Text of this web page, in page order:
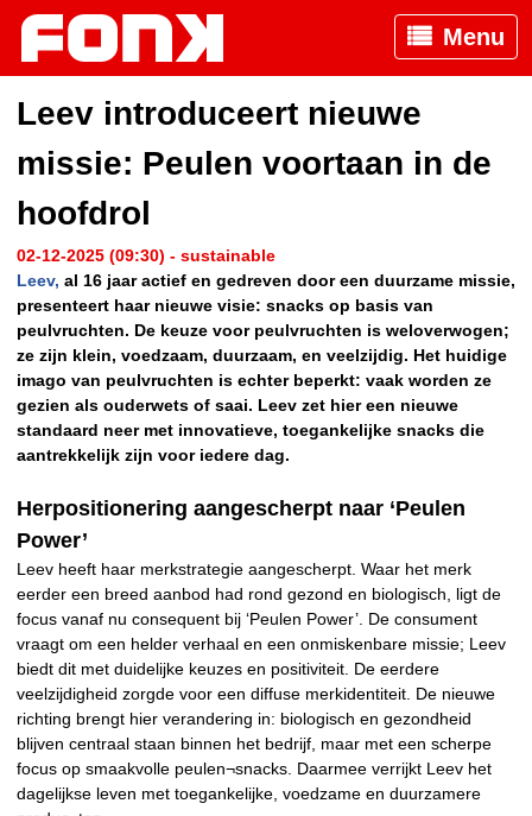
Menu
Leev introduceert nieuwe
missie: Peulen voortaan in de
hoofdrol
02-12-2025 (09:30) - sustainable
Leev, al 16 jaar actief en gedreven door een duurzame missie,
presenteert haar nieuwe visie: snacks op basis van
peulvruchten. De keuze voor peulvruchten is weloverwogen;
ze zijn klein, voedzaam, duurzaam, en veelzijdig. Het huidige
imago van peulvruchten is echter beperkt: vaak worden ze
gezien als ouderwets of saai. Leev zet hier een nieuwe
standaard neer met innovatieve, toegankelijke snacks die
aantrekkelijk zijn voor iedere dag.
Herpositionering aangescherpt naar ‘Peulen
Power’
Leev heeft haar merkstrategie aangescherpt. Waar het merk
eerder een breed aanbod had rond gezond en biologisch, ligt de
focus vanaf nu consequent bij ‘Peulen Power’. De consument
vraagt om een helder verhaal en een onmiskenbare missie; Leev
biedt dit met duidelijke keuzes en positiviteit. De eerdere
veelzijdigheid zorgde voor een diffuse merkidentiteit. De nieuwe
richting brengt hier verandering in: biologisch en gezondheid
blijven centraal staan binnen het bedrijf, maar met een scherpe
focus op smaakvolle peulen¬snacks. Daarmee verrijkt Leev het
dagelijkse leven met toegankelijke, voedzame en duurzamere